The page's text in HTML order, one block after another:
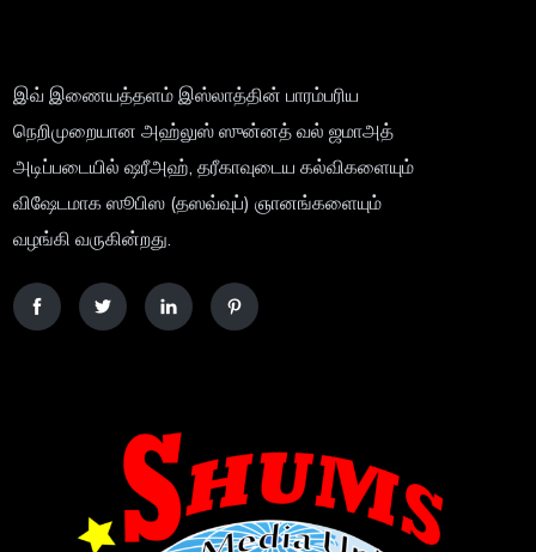
இவ் இணையத்தளம் இஸ்லாத்தின் பாரம்பரிய
நெறிமுறையான அஹ்லுஸ் ஸுன்னத் வல் ஜமாஅத்
அடிப்படையில் ஷரீஅஹ், தரீகாவுடைய கல்விகளையும்
விஷேடமாக ஸூபிஸ (தஸவ்வுப்) ஞானங்களையும்
வழங்கி வருகின்றது.